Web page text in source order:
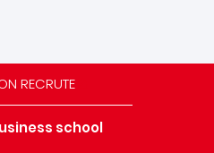
RECRUTE
school